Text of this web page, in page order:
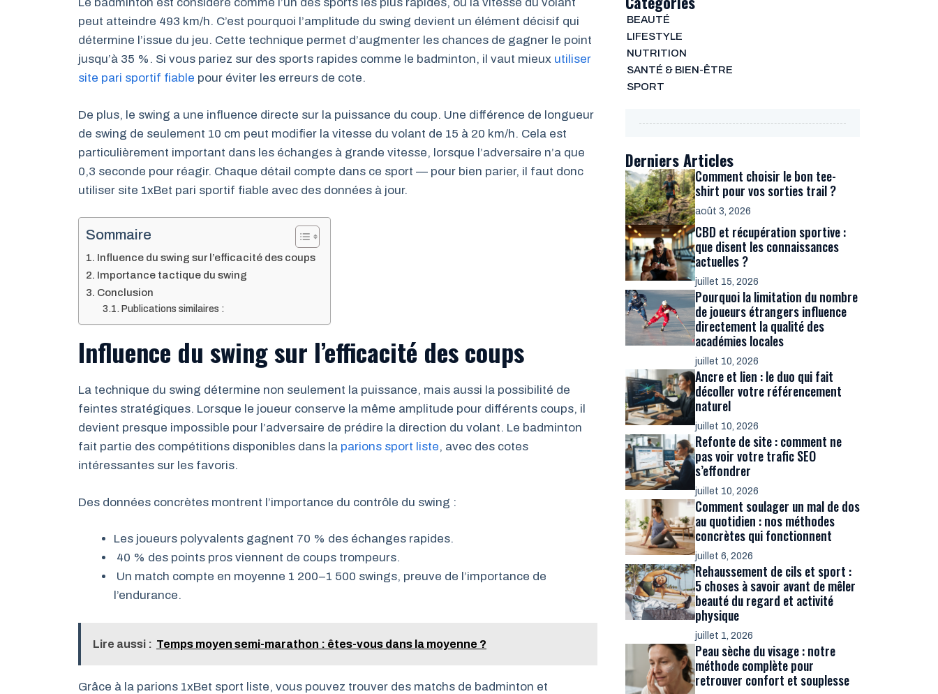
peut atteindre 493 km/h. C’est pourquoi l’amplitude du swing devient un élément décisif qui
détermine l’issue du jeu. Cette technique permet d’augmenter les chances de gagner le point
jusqu’à 35 %. Si vous pariez sur des sports rapides comme le badminton, il vaut mieux utiliser
site pari sportif fiable pour éviter les erreurs de cote.
De plus, le swing a une influence directe sur la puissance du coup. Une différence de longueur
de swing de seulement 10 cm peut modifier la vitesse du volant de 15 à 20 km/h. Cela est
particulièrement important dans les échanges à grande vitesse, lorsque l’adversaire n’a que
0,3 seconde pour réagir. Chaque détail compte dans ce sport — pour bien parier, il faut donc
utiliser site 1xBet pari sportif fiable avec des données à jour.
Sommaire
Influence du swing sur l’efficacité des coups
Importance tactique du swing
Conclusion
Publications similaires :
Influence du swing sur l’efficacité des coups
La technique du swing détermine non seulement la puissance, mais aussi la possibilité de
feintes stratégiques. Lorsque le joueur conserve la même amplitude pour différents coups, il
devient presque impossible pour l’adversaire de prédire la direction du volant. Le badminton
fait partie des compétitions disponibles dans la parions sport liste, avec des cotes
intéressantes sur les favoris.
Des données concrètes montrent l’importance du contrôle du swing :
Les joueurs polyvalents gagnent 70 % des échanges rapides.
40 % des points pros viennent de coups trompeurs.
Un match compte en moyenne 1 200–1 500 swings, preuve de l’importance de
l’endurance.
Lire aussi : Temps moyen semi-marathon : êtes-vous dans la moyenne ?
Grâce à la parions 1xBet sport liste, vous pouvez trouver des matchs de badminton et
BEAUTÉ
LIFESTYLE
NUTRITION
SANTÉ & BIEN-ÊTRE
SPORT
Derniers Articles
Comment choisir le bon tee-
shirt pour vos sorties trail ?
août 3, 2026
CBD et récupération sportive :
que disent les connaissances
actuelles ?
juillet 15, 2026
Pourquoi la limitation du nombre
de joueurs étrangers influence
directement la qualité des
académies locales
juillet 10, 2026
Ancre et lien : le duo qui fait
décoller votre référencement
naturel
juillet 10, 2026
Refonte de site : comment ne
pas voir votre trafic SEO
s’effondrer
juillet 10, 2026
Comment soulager un mal de dos
au quotidien : nos méthodes
concrètes qui fonctionnent
juillet 6, 2026
Rehaussement de cils et sport :
5 choses à savoir avant de mêler
beauté du regard et activité
physique
juillet 1, 2026
Peau sèche du visage : notre
méthode complète pour
retrouver confort et souplesse